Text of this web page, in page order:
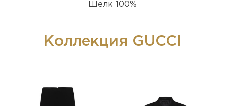
Шелк 100%
Коллекция GUCCI